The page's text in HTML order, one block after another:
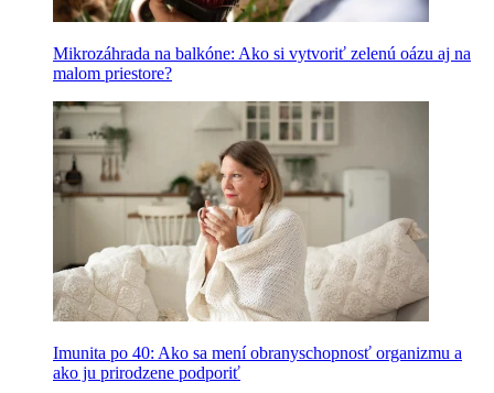
Mikrozáhrada na balkóne: Ako si vytvoriť zelenú oázu aj na
malom priestore?
Imunita po 40: Ako sa mení obranyschopnosť organizmu a
ako ju prirodzene podporiť